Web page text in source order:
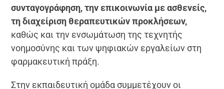
συνταγογράφηση, την επικοινωνία με ασθενείς,
τη διαχείριση θεραπευτικών προκλήσεων,
καθώς και την ενσωμάτωση της τεχνητής
νοημοσύνης και των ψηφιακών εργαλείων στη
φαρμακευτική πράξη.
Στην εκπαιδευτική ομάδα συμμετέχουν οι